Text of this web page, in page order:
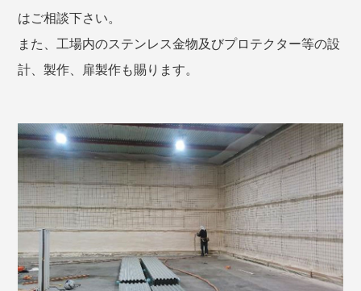
はご相談下さい。
また、工場内のステンレス金物及びプロテクター等の設
計、製作、扉製作も賜ります。